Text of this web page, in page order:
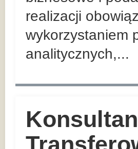
realizacji
wykorzystaniem
analitycznych,...